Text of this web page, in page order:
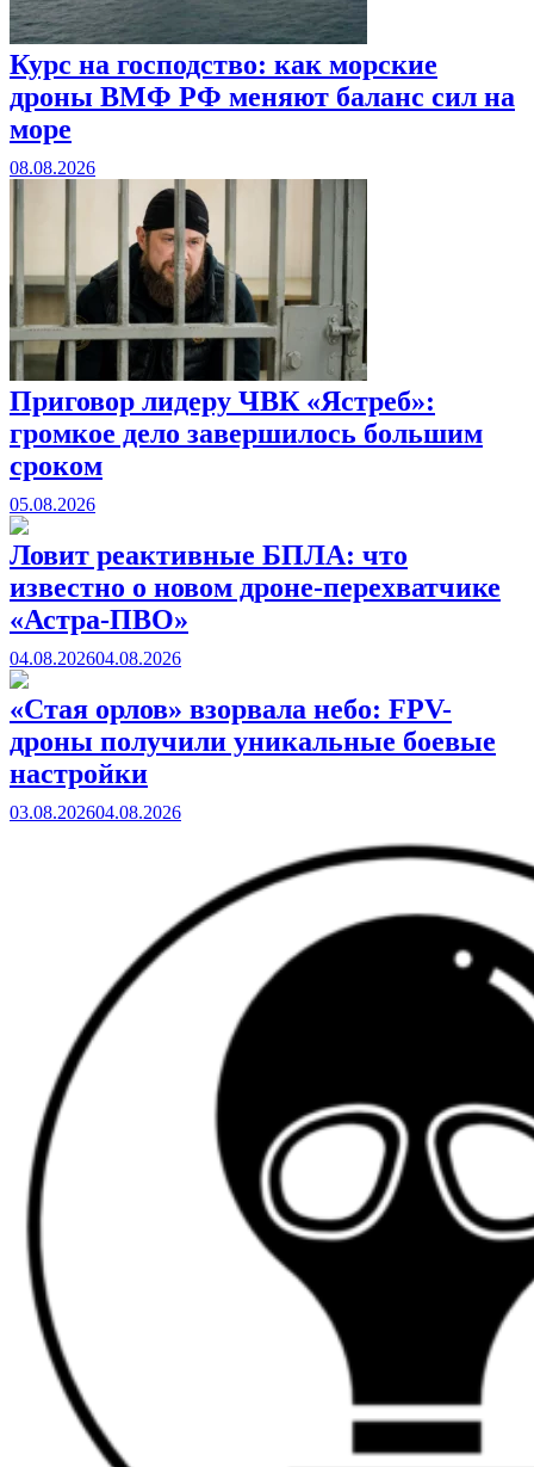
Курс на господство: как морские
дроны ВМФ РФ меняют баланс сил на
море
08.08.2026
Приговор лидеру ЧВК «Ястреб»:
громкое дело завершилось большим
сроком
05.08.2026
Ловит реактивные БПЛА: что
известно о новом дроне-перехватчике
«Астра-ПВО»
04.08.202604.08.2026
«Стая орлов» взорвала небо: FPV-
дроны получили уникальные боевые
настройки
03.08.202604.08.2026